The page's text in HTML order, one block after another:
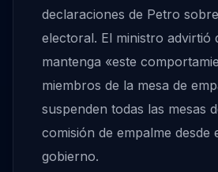
declaraciones de Petro
electoral. El ministro advirtió
mantenga «este
miembros de la mesa de
suspenden todas las mesas
comisión de empalme desde
gobierno.